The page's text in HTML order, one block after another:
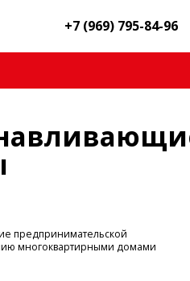
предпринимательской
многоквартирными домами
+7 (969) 795-84-96